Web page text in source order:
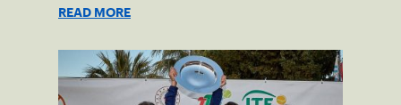
READ MORE